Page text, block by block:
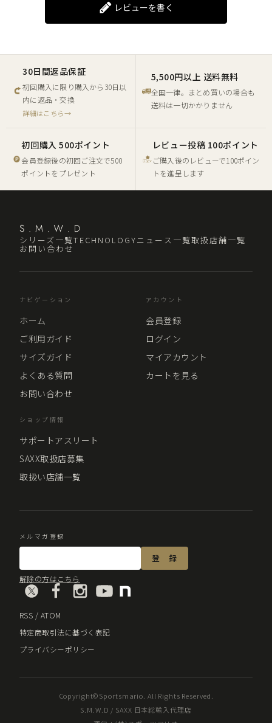
レビューを書く
30日間返品保証
初回購入に限り購入から30日以
内に返品・交換
詳細はこちら→
5,500円以上 送料無料
全国一律。まとめ買いの場合も
送料は一切かかりません
初回購入 500ポイント
会員登録後の初回ご注文で500
ポイントをプレゼント
レビュー投稿 100ポイント
ご購入後のレビューで100ポイン
トを進呈します
シリーズ一覧TECHNOLOGYニュース一覧取扱店舗一覧
お問い合わせ
ナビゲーション
ホーム
ご利用ガイド
サイズガイド
よくある質問
お問い合わせ
アカウント
会員登録
ログイン
マイアカウント
カートを見る
ショップ情報
サポートアスリート
SAXX取扱店募集
取扱い店舗一覧
メルマガ登録
解除の方はこちら
RSS / ATOM
特定商取引法に基づく表記
プライバシーポリシー
Copyright©Sportsmario. All Rights Reserved.
S.M.W.D / SAXX 日本総輸入代理店